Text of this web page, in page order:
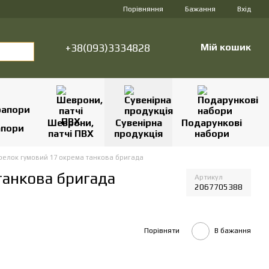
Порівняння Бажання Вхід
+38(093)3334828 Мій кошик
Шеврони,
патчі ПВХ
Сувенірна
продукція
Подарункові
набори
гумовий 17 окрема танкова бригада
бригада Артикул
2067705388
Порівняти В бажання